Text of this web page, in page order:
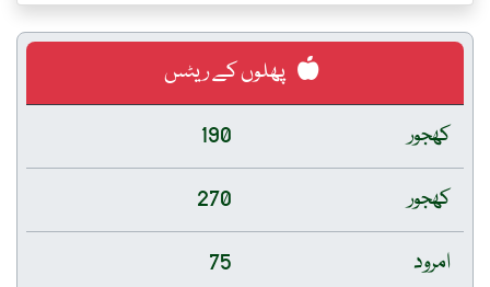
پھلوں کے ریٹس
کھجور
190
کھجور
270
امرود
75